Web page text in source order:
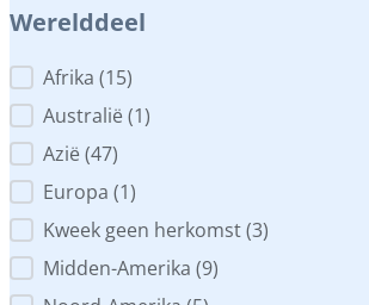
Werelddeel
Werelddeel
Afrika (15)
Australië (1)
Azië (47)
Europa (1)
Kweek geen herkomst(3)
Midden-Amerika (9)